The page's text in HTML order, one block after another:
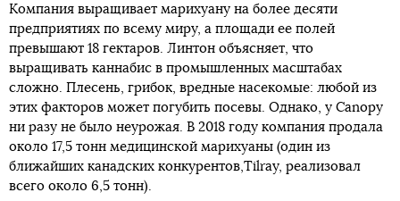
Компания выращивает марихуану на более десяти
предприятиях по всему миру, а площади ее полей
превышают 18 гектаров. Линтон объясняет, что
выращивать каннабис в промышленных масштабах
сложно. Плесень, грибок, вредные насекомые: любой из
этих факторов может погубить посевы. Однако, у Canopy
ни разу не было неурожая. В 2018 году компания продала
около 17,5 тонн медицинской марихуаны (один из
ближайших канадских конкурентов,Tilray, реализовал
всего около 6,5 тонн).